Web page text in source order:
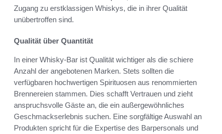
Zugang zu erstklassigen Whiskys, die in ihrer Qualität
unübertroffen sind.
Qualität über Quantität
In einer Whisky-Bar ist Qualität wichtiger als die schiere
Anzahl der angebotenen Marken. Stets sollten die
verfügbaren hochwertigen Spirituosen aus renommierten
Brennereien stammen. Dies schafft Vertrauen und zieht
anspruchsvolle Gäste an, die ein außergewöhnliches
Geschmackserlebnis suchen. Eine sorgfältige Auswahl an
Produkten spricht für die Expertise des Barpersonals und